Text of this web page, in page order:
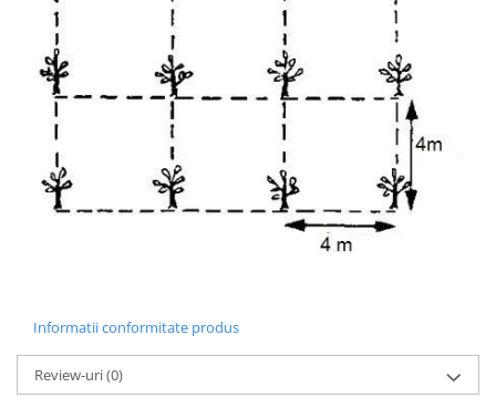
Informatii conformitate produs
Review-uri(0)